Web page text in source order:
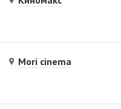
Mori cinema